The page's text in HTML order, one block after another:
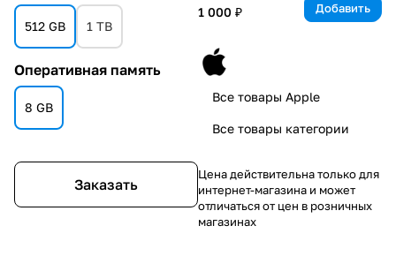
512 GB 1 TB
Оперативная память
8 GB
Заказать
1 000 ₽
Добавить
Все товары Apple
Все товары категории
Цена действительна только для
интернет-магазина и может
отличаться от цен в розничных
магазинах